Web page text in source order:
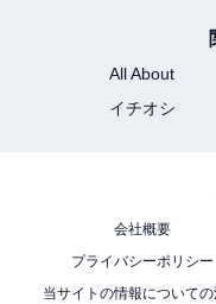
All About
イチオシ
会社概要
プライバシーポリシー
当サイトの情報について